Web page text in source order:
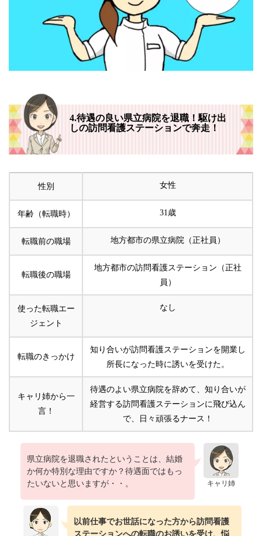
4.待遇の良い県立病院を退職！駆け出
しの訪問看護ステーションで奔走！
性別 女性
年齢（転職時） 31歳
転職前の職場 地方都市の県立病院（正社員）
転職後の職場
地方都市の訪問看護ステーション（正社
員）
使った転職エー
ジェント
なし
転職のきっかけ
知り合いが訪問看護ステーションを開業し
所長になった時に誘いを受けた。
キャリ姉から一
言！
待遇のよい県立病院を辞めて、知り合いが
経営する訪問看護ステーションに飛び込ん
で、日々頑張るナース！
キャリ姉
県立病院を退職されたということは、結婚
か何か特別な理由ですか？待遇面ではもっ
たいないと思いますが・・。
以前仕事でお世話になった方から訪問看護
ステーションへの転職のお誘いを受け、悩